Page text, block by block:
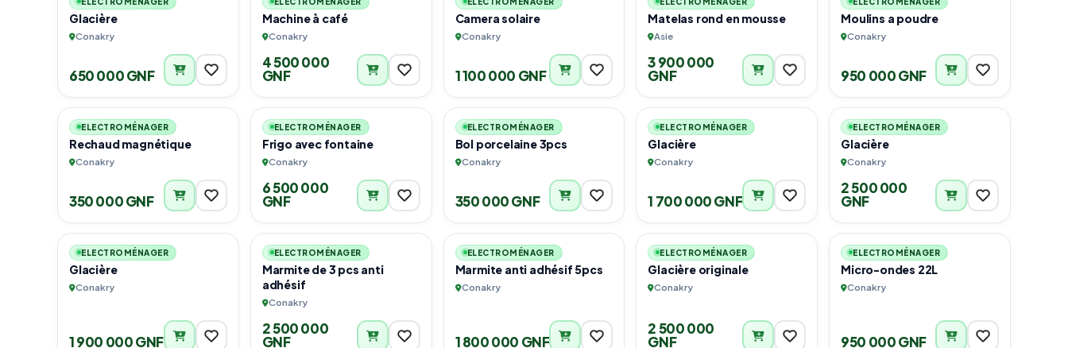
Glacière
Conakry
650 000 GNF
Machine à café
Conakry
4 500 000
GNF
Camera solaire
Conakry
1 100 000 GNF
Matelas rond en mousse
Asie
3 900 000
GNF
Moulins a poudre
Conakry
950 000 GNF
1
ELECTROMÉNAGER
Rechaud magnétique
Conakry
350 000 GNF
1
ELECTROMÉNAGER
Frigo avec fontaine
Conakry
6 500 000
GNF
1
ELECTROMÉNAGER
Bol porcelaine 3pcs
Conakry
350 000 GNF
1
ELECTROMÉNAGER
Glacière
Conakry
1 700 000 GNF
1
ELECTROMÉNAGER
Glacière
Conakry
2 500 000
GNF
1
ELECTROMÉNAGER
Glacière
Conakry
1 900 000 GNF
1
ELECTROMÉNAGER
Marmite de 3 pcs anti
adhésif
Conakry
2 500 000
GNF
1
ELECTROMÉNAGER
Marmite anti adhésif 5pcs
Conakry
1 800 000 GNF
1
ELECTROMÉNAGER
Glacière originale
Conakry
2 500 000
GNF
1
ELECTROMÉNAGER
Micro-ondes 22L
Conakry
950 000 GNF